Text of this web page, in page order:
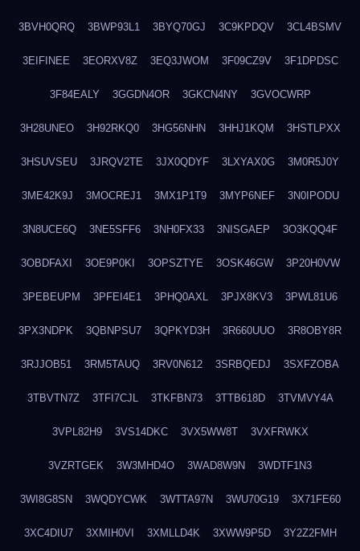
3BVH0QRQ 3BWP93L1 3BYQ70GJ 3C9KPDQV 3CL4BSMV
3EIFINEE 3EORXV8Z 3EQ3JWOM 3F09CZ9V 3F1DPDSC
3F84EALY 3GGDN4OR 3GKCN4NY 3GVOCWRP
3H28UNEO 3H92RKQ0 3HG56NHN 3HHJ1KQM 3HSTLPXX
3HSUVSEU 3JRQV2TE 3JX0QDYF 3LXYAX0G 3M0R5J0Y
3ME42K9J 3MOCREJ1 3MX1P1T9 3MYP6NEF 3N0IPODU
3N8UCE6Q 3NE5SFF6 3NH0FX33 3NISGAEP 3O3KQQ4F
3OBDFAXI 3OE9P0KI 3OPSZTYE 3OSK46GW 3P20H0VW
3PEBEUPM 3PFEI4E1 3PHQ0AXL 3PJX8KV3 3PWL81U6
3PX3NDPK 3QBNPSU7 3QPKYD3H 3R660UUO 3R8OBY8R
3RJJOB51 3RM5TAUQ 3RV0N612 3SRBQEDJ 3SXFZOBA
3TBVTN7Z 3TFI7CJL 3TKFBN73 3TTB618D 3TVMVY4A
3VPL82H9 3VS14DKC 3VX5WW8T 3VXFRWKX
3VZRTGEK 3W3MHD4O 3WAD8W9N 3WDTF1N3
3WI8G8SN 3WQDYCWK 3WTTA97N 3WU70G19 3X71FE60
3XC4DIU7 3XMIH0VI 3XMLLD4K 3XWW9P5D 3Y2Z2FMH